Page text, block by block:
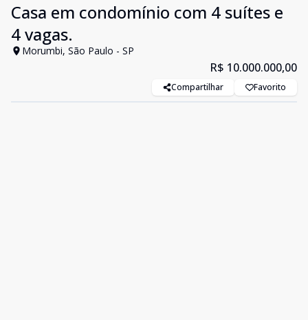
Casa em condomínio com 4 suítes e
4 vagas.
Morumbi, São Paulo - SP
R$ 10.000.000,00
Compartilhar Favorito